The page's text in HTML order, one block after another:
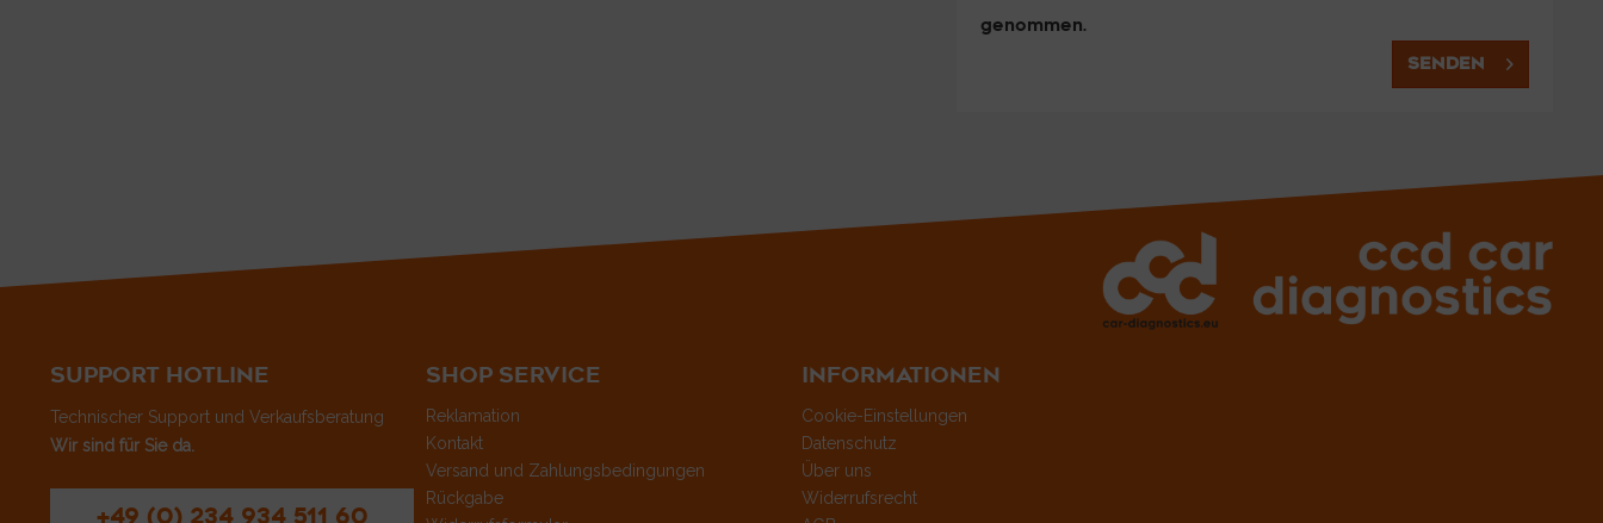
genommen.
SENDEN
SUPPORT HOTLINE
Technischer Support und Verkaufsberatung
Wir sind für Sie da.
+49 (0) 234 934 511 60
SHOP SERVICE
Reklamation
Kontakt
Versand und Zahlungsbedingungen
Rückgabe
INFORMATIONEN
Cookie-Einstellungen
Datenschutz
Über uns
Widerrufsrecht